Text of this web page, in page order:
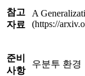
참고
자료
A
(https://
준비
사항
우분투 환경